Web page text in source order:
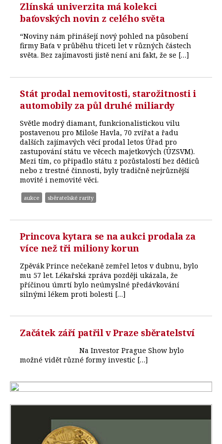
Zlínská univerzita má kolekci
baťovských novin z celého světa
“Noviny nám přinášejí nový pohled na působení
firmy Baťa v průběhu třiceti let v různých částech
světa. Bez zajímavosti jistě není ani fakt, že se […]
Stát prodal nemovitosti, starožitnosti i
automobily za půl druhé miliardy
Světle modrý diamant, funkcionalistickou vilu
postavenou pro Miloše Havla, 70 zvířat a řadu
dalších zajímavých věcí prodal letos Úřad pro
zastupování státu ve věcech majetkových (ÚZSVM).
Mezi tím, co připadlo státu z pozůstalostí bez dědiců
nebo z trestné činnosti, byly tradičně nejrůznější
movité i nemovité věci.
aukce sběratelské rarity
Princova kytara se na aukci prodala za
více než tři miliony korun
Zpěvák Prince nečekaně zemřel letos v dubnu, bylo
mu 57 let. Lékařská zpráva později ukázala, že
příčinou úmrtí bylo neúmyslné předávkování
silnými lékem proti bolesti […]
Začátek září patřil v Praze sběratelství
Na Investor Prague Show bylo
možné vidět různé formy investic […]